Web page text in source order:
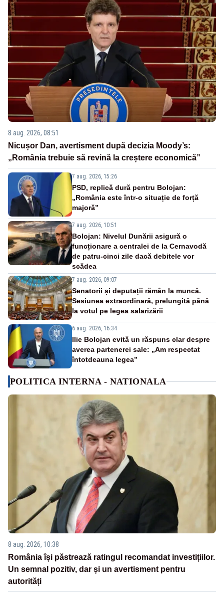
8 aug. 2026, 08:51
Nicușor Dan, avertisment după decizia Moody’s:
„România trebuie să revină la creștere economică”
7 aug. 2026, 15:26
PSD, replică dură pentru Bolojan:
„România este într-o situație de forță
majoră”
7 aug. 2026, 10:51
Bolojan: Nivelul Dunării asigură o
funcționare a centralei de la Cernavodă
de patru-cinci zile dacă debitele vor
scădea
7 aug. 2026, 09:07
Senatorii și deputații rămân la muncă.
Sesiunea extraordinară, prelungită până
la votul pe legea salarizării
6 aug. 2026, 16:34
Ilie Bolojan evită un răspuns clar despre
averea partenerei sale: „Am respectat
întotdeauna legea”
POLITICA INTERNA - NATIONALA
8 aug. 2026, 10:38
România își păstrează ratingul recomandat investițiilor.
Un semnal pozitiv, dar și un avertisment pentru
autorități